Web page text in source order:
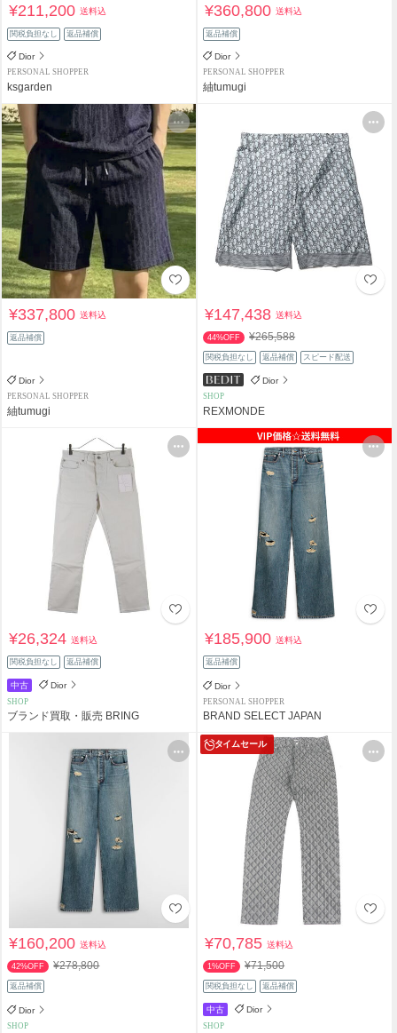
¥211,200送料込
関税負担なし 返品補償
Dior
PERSONAL SHOPPER
ksgarden
¥360,800送料込
返品補償
Dior
PERSONAL SHOPPER
紬tumugi
¥337,800送料込
返品補償
Dior
PERSONAL SHOPPER
紬tumugi
¥147,438送料込
44%OFF ¥265,588
関税負担なし 返品補償 スピード配送
Dior
SHOP
REXMONDE
¥26,324送料込
関税負担なし 返品補償
中古 Dior
SHOP
ブランド買取・販売 BRING
¥185,900送料込
返品補償
Dior
PERSONAL SHOPPER
BRAND SELECT JAPAN
¥160,200送料込
42%OFF ¥278,800
返品補償
Dior
SHOP
タイムセール
¥70,785送料込
1%OFF ¥71,500
関税負担なし 返品補償
中古 Dior
SHOP